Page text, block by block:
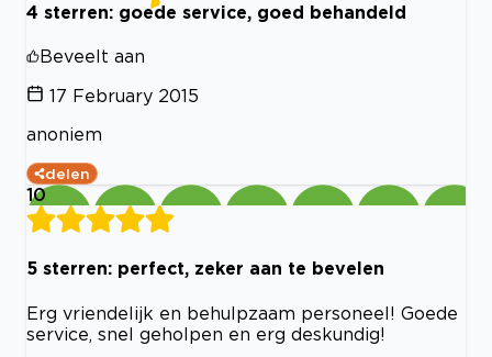
4 sterren: goede service, goed behandeld
Beveelt aan
17 February 2015
anoniem
delen
10
5 sterren: perfect, zeker aan te bevelen
Erg vriendelijk en behulpzaam personeel! Goede
service, snel geholpen en erg deskundig!